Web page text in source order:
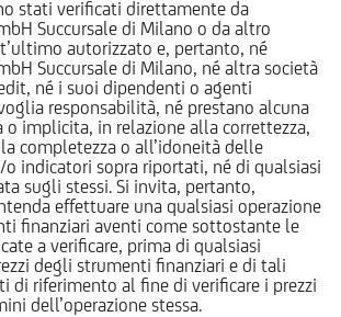
stati verificati direttamente da
Succursale di Milano o da altro
autorizzato e, pertanto, né
Succursale di Milano, né altra società
né i suoi dipendenti o agenti
responsabilità, né prestano alcuna
o implicita, in relazione alla correttezza,
completezza o all’idoneità delle
indicatori sopra riportati, né di qualsiasi
sugli stessi. Si invita, pertanto,
effettuare una qualsiasi operazione
finanziari aventi come sottostante le
a verificare, prima di qualsiasi
degli strumenti finanziari e di tali
di riferimento al fine di verificare i prezzi
dell’operazione stessa.